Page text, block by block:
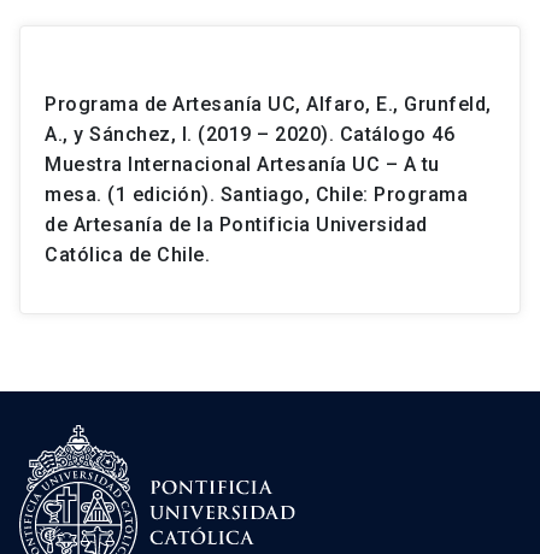
Programa de Artesanía UC, Alfaro, E., Grunfeld,
A., y Sánchez, I. (2019 – 2020). Catálogo 46
Muestra Internacional Artesanía UC – A tu
mesa. (1 edición). Santiago, Chile: Programa
de Artesanía de la Pontificia Universidad
Católica de Chile.